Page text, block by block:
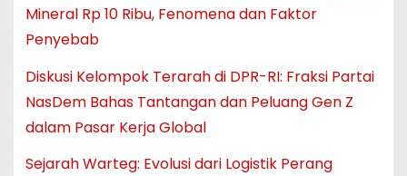
Mineral Rp 10 Ribu, Fenomena dan Faktor
Penyebab
Diskusi Kelompok Terarah di DPR-RI: Fraksi Partai
NasDem Bahas Tantangan dan Peluang Gen Z
dalam Pasar Kerja Global
Sejarah Warteg: Evolusi dari Logistik Perang